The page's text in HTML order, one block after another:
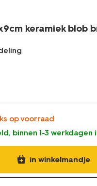
keramiek blob
bloempot-
op voorraad
binnen 1-3 werkdagen
in winkelmandje